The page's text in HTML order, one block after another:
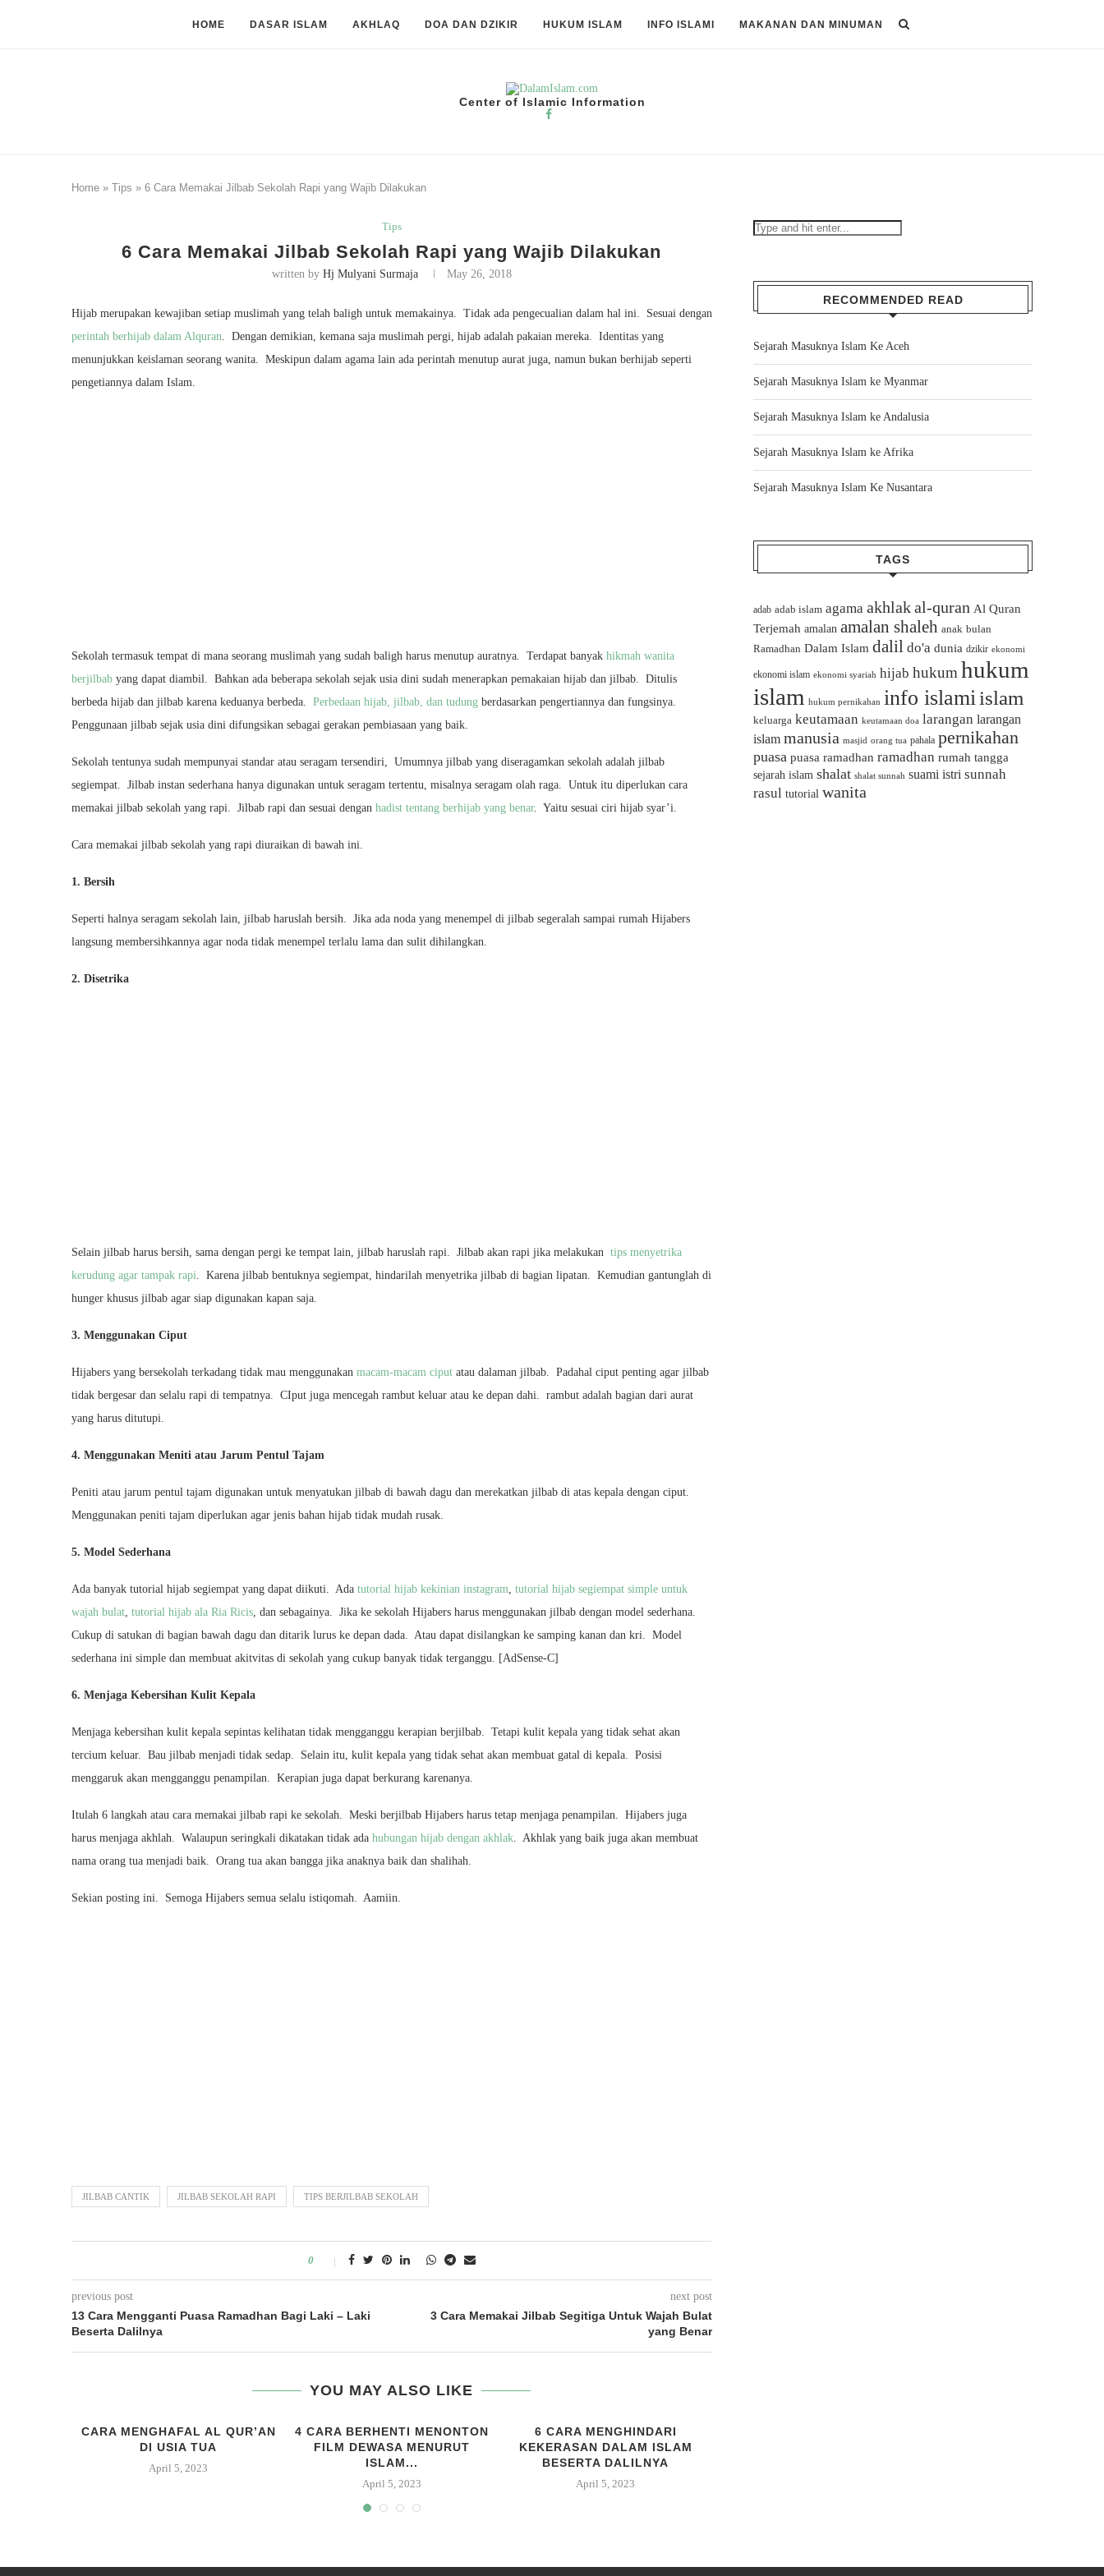
HOME DASAR ISLAM AKHLAQ DOA DAN DZIKIR HUKUM ISLAM INFO ISLAMI MAKANAN DAN MINUMAN
Center of Islamic Information
Home » Tips » 6 Cara Memakai Jilbab Sekolah Rapi yang Wajib Dilakukan
Tips
6 Cara Memakai Jilbab Sekolah Rapi yang Wajib Dilakukan
written by Hj Mulyani Surmaja May 26, 2018
Hijab merupakan kewajiban setiap muslimah yang telah baligh untuk memakainya. Tidak ada pengecualian dalam hal ini. Sesuai dengan
perintah berhijab dalam Alquran. Dengan demikian, kemana saja muslimah pergi, hijab adalah pakaian mereka. Identitas yang
menunjukkan keislaman seorang wanita. Meskipun dalam agama lain ada perintah menutup aurat juga, namun bukan berhijab seperti
pengetiannya dalam Islam.
Sekolah termasuk tempat di mana seorang muslimah yang sudah baligh harus menutup auratnya. Terdapat banyak hikmah wanita
berjilbab yang dapat diambil. Bahkan ada beberapa sekolah sejak usia dini sudah menerapkan pemakaian hijab dan jilbab. Ditulis
berbeda hijab dan jilbab karena keduanya berbeda. Perbedaan hijab, jilbab, dan tudung berdasarkan pengertiannya dan fungsinya.
Penggunaan jilbab sejak usia dini difungsikan sebagai gerakan pembiasaan yang baik.
Sekolah tentunya sudah mempunyai standar atau seragam tersendiri, Umumnya jilbab yang diseragamkan sekolah adalah jilbab
segiempat. Jilbab instan sederhana hanya digunakan untuk seragam tertentu, misalnya seragam olah raga. Untuk itu diperlukan cara
memakai jilbab sekolah yang rapi. Jilbab rapi dan sesuai dengan hadist tentang berhijab yang benar. Yaitu sesuai ciri hijab syar’i.
Cara memakai jilbab sekolah yang rapi diuraikan di bawah ini.
1. Bersih
Seperti halnya seragam sekolah lain, jilbab haruslah bersih. Jika ada noda yang menempel di jilbab segeralah sampai rumah Hijabers
langsung membersihkannya agar noda tidak menempel terlalu lama dan sulit dihilangkan.
2. Disetrika
Selain jilbab harus bersih, sama dengan pergi ke tempat lain, jilbab haruslah rapi. Jilbab akan rapi jika melakukan tips menyetrika
kerudung agar tampak rapi. Karena jilbab bentuknya segiempat, hindarilah menyetrika jilbab di bagian lipatan. Kemudian gantunglah di
hunger khusus jilbab agar siap digunakan kapan saja.
3. Menggunakan Ciput
Hijabers yang bersekolah terkadang tidak mau menggunakan macam-macam ciput atau dalaman jilbab. Padahal ciput penting agar jilbab
tidak bergesar dan selalu rapi di tempatnya. CIput juga mencegah rambut keluar atau ke depan dahi. rambut adalah bagian dari aurat
yang harus ditutupi.
4. Menggunakan Meniti atau Jarum Pentul Tajam
Peniti atau jarum pentul tajam digunakan untuk menyatukan jilbab di bawah dagu dan merekatkan jilbab di atas kepala dengan ciput.
Menggunakan peniti tajam diperlukan agar jenis bahan hijab tidak mudah rusak.
5. Model Sederhana
Ada banyak tutorial hijab segiempat yang dapat diikuti. Ada tutorial hijab kekinian instagram, tutorial hijab segiempat simple untuk
wajah bulat, tutorial hijab ala Ria Ricis, dan sebagainya. Jika ke sekolah Hijabers harus menggunakan jilbab dengan model sederhana.
Cukup di satukan di bagian bawah dagu dan ditarik lurus ke depan dada. Atau dapat disilangkan ke samping kanan dan kri. Model
sederhana ini simple dan membuat akitvitas di sekolah yang cukup banyak tidak terganggu. [AdSense-C]
6. Menjaga Kebersihan Kulit Kepala
Menjaga kebersihan kulit kepala sepintas kelihatan tidak mengganggu kerapian berjilbab. Tetapi kulit kepala yang tidak sehat akan
tercium keluar. Bau jilbab menjadi tidak sedap. Selain itu, kulit kepala yang tidak sehat akan membuat gatal di kepala. Posisi
menggaruk akan mengganggu penampilan. Kerapian juga dapat berkurang karenanya.
Itulah 6 langkah atau cara memakai jilbab rapi ke sekolah. Meski berjilbab Hijabers harus tetap menjaga penampilan. Hijabers juga
harus menjaga akhlah. Walaupun seringkali dikatakan tidak ada hubungan hijab dengan akhlak. Akhlak yang baik juga akan membuat
nama orang tua menjadi baik. Orang tua akan bangga jika anaknya baik dan shalihah.
Sekian posting ini. Semoga Hijabers semua selalu istiqomah. Aamiin.
JILBAB CANTIK JILBAB SEKOLAH RAPI TIPS BERJILBAB SEKOLAH
0
previous post
13 Cara Mengganti Puasa Ramadhan Bagi Laki – Laki
Beserta Dalilnya
next post
3 Cara Memakai Jilbab Segitiga Untuk Wajah Bulat
yang Benar
YOU MAY ALSO LIKE
CARA MENGHAFAL AL QUR’AN
DI USIA TUA
April 5, 2023
4 CARA BERHENTI MENONTON
FILM DEWASA MENURUT
ISLAM...
April 5, 2023
6 CARA MENGHINDARI
KEKERASAN DALAM ISLAM
BESERTA DALILNYA
April 5, 2023
RECOMMENDED READ
Sejarah Masuknya Islam Ke Aceh
Sejarah Masuknya Islam ke Myanmar
Sejarah Masuknya Islam ke Andalusia
Sejarah Masuknya Islam ke Afrika
Sejarah Masuknya Islam Ke Nusantara
TAGS
adab adab islam agama akhlakal-quran Al Quran
Terjemah amalan amalan shaleh anak bulan
Ramadhan Dalam Islam dalil do'a dunia dzikir ekonomi
ekonomi islam ekonomi syariah hijab hukum hukum
islam hukum pernikahan info islamiislam
keluarga keutamaan keutamaan doa larangan larangan
islam manusia masjid orang tua pahala pernikahan
puasa puasa ramadhan ramadhan rumah tangga
sejarah islam shalat shalat sunnah suami istri sunnah
rasul tutorial wanita